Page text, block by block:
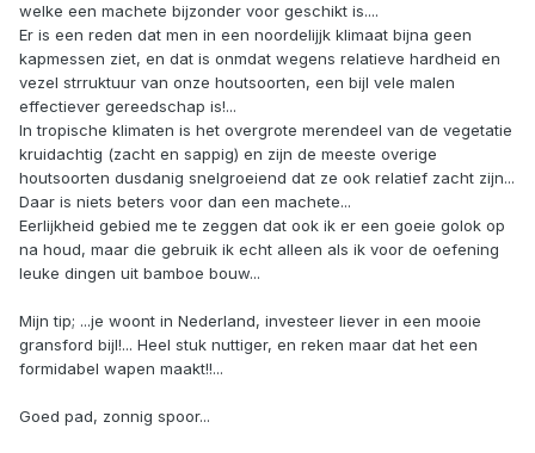
welke een machete bijzonder voor geschikt is....
Er is een reden dat men in een noordelijjk klimaat bijna geen
kapmessen ziet, en dat is onmdat wegens relatieve hardheid en
vezel strruktuur van onze houtsoorten, een bijl vele malen
effectiever gereedschap is!...
In tropische klimaten is het overgrote merendeel van de vegetatie
kruidachtig (zacht en sappig) en zijn de meeste overige
houtsoorten dusdanig snelgroeiend dat ze ook relatief zacht zijn...
Daar is niets beters voor dan een machete...
Eerlijkheid gebied me te zeggen dat ook ik er een goeie golok op
na houd, maar die gebruik ik echt alleen als ik voor de oefening
leuke dingen uit bamboe bouw...
Mijn tip; ...je woont in Nederland, investeer liever in een mooie
gransford bijl!... Heel stuk nuttiger, en reken maar dat het een
formidabel wapen maakt!!...
Goed pad, zonnig spoor...